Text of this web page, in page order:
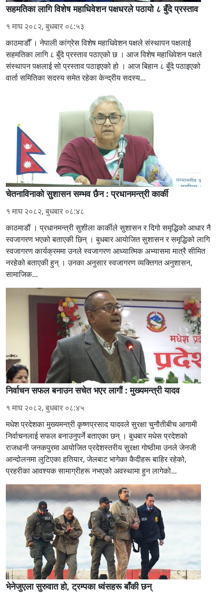
सहमतिका लागि विशेष महाधिवेशन पक्षधरले पठायो ८ बुँदे प्रस्ताव
१ माघ २०८२, बुधबार ०८:५३
काठमाडौँ । नेपाली कांग्रेस विशेष महाधिवेशन पक्षले संस्थापन पक्षलाई
सहमतिका लागि ८ बुँदे प्रस्ताव पठाएको छ । आज विशेष महाधिवेशन पक्षले
संस्थापन पक्षलाई सो प्रस्ताव पठाइएको हो । आज बिहान ८ बुँदे पठाइएको
वार्ता समितिका सदस्य समेत रहेका केन्द्रीय सदस्य...
चेतनाविनाको सुशासन सम्भव छैन : प्रधानमन्त्री कार्की
१ माघ २०८२, बुधबार ०८:४८
काठमाडौं । प्रधानमन्त्री सुशीला कार्कीले सुशासन र दिगो समृद्धिको आधार नै
स्वजागरण भएको बताएकी छिन् । बुधबार आयोजित सुशासन र समृद्धिको लागि
स्वजागरण कार्यक्रममा उनले स्वजागरण आध्यात्मिक अभ्यासमा मात्रै सीमित
नरहेको बताएकी हुन् । उनका अनुसार स्वजागरण व्यक्तिगत अनुशासन,
सामाजिक...
निर्वाचन सफल बनाउन सचेत भएर लागौं : मुख्यमन्त्री यादव
१ माघ २०८२, बुधबार ०८:४५
मधेश प्रदेशका मुख्यमन्त्री कृष्णप्रसाद यादवले सुरक्षा चुनौतीबीच आगामी
निर्वाचनलाई सफल बनाउनुपर्ने बताएका छन् । बुधबार मधेस प्रदेशको
राजधानी जनकपुरमा आयोजित प्रदेशस्तरीय सुरक्षा गोष्ठीमा उनले जेनजी
आन्दोलनमा लुटिएका हतियार, जेलबाट भागेका कैदीहरू बाहिर रहेको,
प्रहरीका आवश्यक सामाग्रीहरू नभएको अवस्थामा हुन लागेको...
भेनेजुएला सुरुवात हो, ट्रम्पका ध्वंसहरू बाँकी छन्